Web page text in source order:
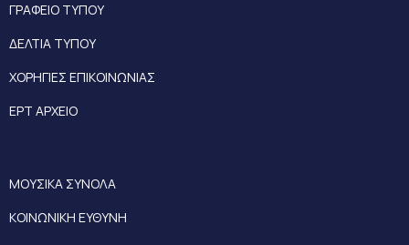
ΓΡΑΦΕΙΟ ΤΥΠΟΥ
ΔΕΛΤΙΑ ΤΥΠΟΥ
ΧΟΡΗΓΙΕΣ ΕΠΙΚΟΙΝΩΝΙΑΣ
ΕΡΤ ΑΡΧΕΙΟ
ΜΟΥΣΙΚΑ ΣΥΝΟΛΑ
ΚΟΙΝΩΝΙΚΗ ΕΥΘΥΝΗ